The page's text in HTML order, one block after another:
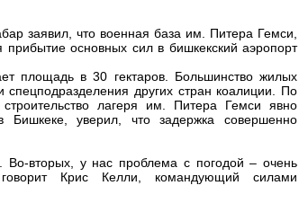
заявил, что военная база им. Питера Гемси,
основных сил в бишкекский аэропорт
площадь в 30 гектаров. Большинство жилых
других стран коалиции. По
лагеря им. Питера Гемси явно
уверил, что задержка совершенно
вторых, у нас проблема с погодой – очень
Крис Келли, командующий силами